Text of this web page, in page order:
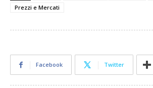
Prezzi e Mercati
Facebook Twitter